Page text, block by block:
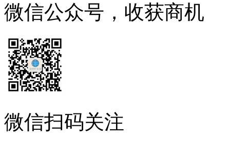
微信公众号，收获商机
微信扫码关注